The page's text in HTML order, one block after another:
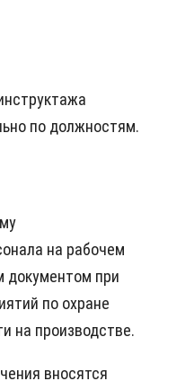
по должностям.
на рабочем
документом при
по охране
на производстве.
вносятся